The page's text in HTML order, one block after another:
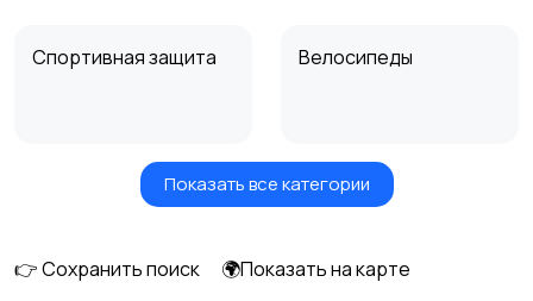
Спортивная защита Велосипеды
Самокаты и
Показать все категории
👉 Сохранить поиск
🌍Показать на карте